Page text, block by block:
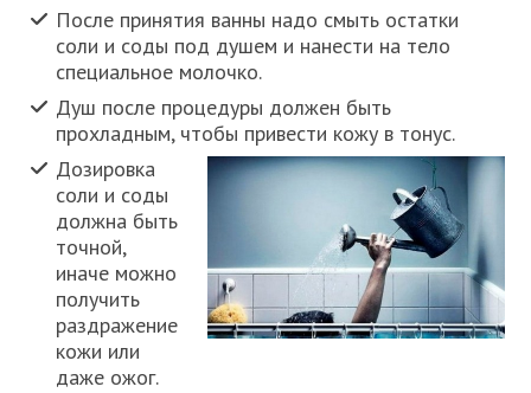
После принятия ванны надо смыть остатки
соли и соды под душем и нанести на тело
специальное молочко.
Душ после процедуры должен быть
прохладным, чтобы привести кожу в тонус.
Дозировка
соли и соды
должна быть
точной,
иначе можно
получить
раздражение
кожи или
даже ожог.